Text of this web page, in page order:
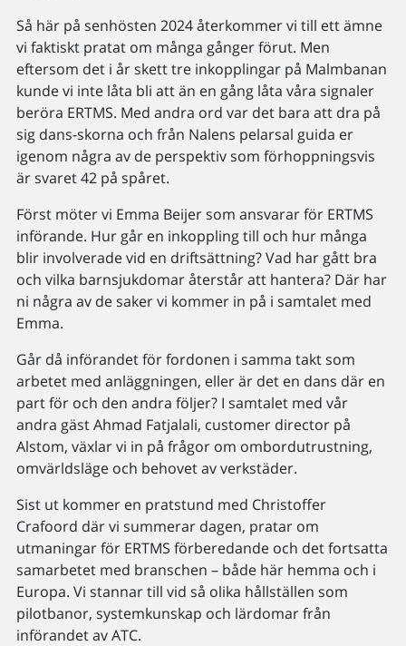
Så här på senhösten 2024 återkommer vi till ett ämne
vi faktiskt pratat om många gånger förut. Men
eftersom det i år skett tre inkopplingar på Malmbanan
kunde vi inte låta bli att än en gång låta våra signaler
beröra ERTMS. Med andra ord var det bara att dra på
sig dans-skorna och från Nalens pelarsal guida er
igenom några av de perspektiv som förhoppningsvis
är svaret 42 på spåret.
Först möter vi Emma Beijer som ansvarar för ERTMS
införande. Hur går en inkoppling till och hur många
blir involverade vid en driftsättning? Vad har gått bra
och vilka barnsjukdomar återstår att hantera? Där har
ni några av de saker vi kommer in på i samtalet med
Emma.
Går då införandet för fordonen i samma takt som
arbetet med anläggningen, eller är det en dans där en
part för och den andra följer? I samtalet med vår
andra gäst Ahmad Fatjalali, customer director på
Alstom, växlar vi in på frågor om ombordutrustning,
omvärldsläge och behovet av verkstäder.
Sist ut kommer en pratstund med Christoffer
Crafoord där vi summerar dagen, pratar om
utmaningar för ERTMS förberedande och det fortsatta
samarbetet med branschen – både här hemma och i
Europa. Vi stannar till vid så olika hållställen som
pilotbanor, systemkunskap och lärdomar från
införandet av ATC.